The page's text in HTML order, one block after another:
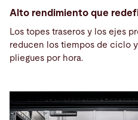
Alto rendimiento que
Los topes traseros y los ejes
reducen los tiempos de ciclo
pliegues por hora.